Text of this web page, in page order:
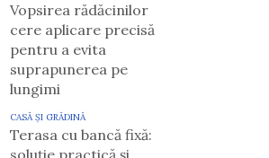
Vopsirea rădăcinilor
cere aplicare precisă
pentru a evita
suprapunerea pe
lungimi
CASĂ ȘI GRĂDINĂ
Terasa cu bancă fixă: